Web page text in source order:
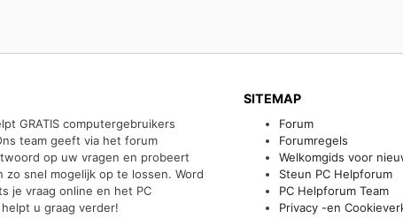
GRATIS computergebruikers
team geeft via het forum
op uw vragen en probeert
zo snel mogelijk op te lossen. Word
je vraag online en het PC
u graag verder!
SITEMAP
Forum
Forumregels
Welkomgids voor
Steun PC Helpforum
PC Helpforum Team
Privacy -en